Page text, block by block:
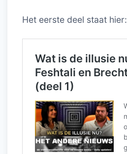
Het eerste deel staat hier: